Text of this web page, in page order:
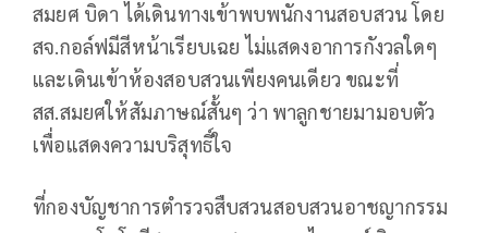
สมยศ บิดา ได้เดินทางเข้าพบพนักงานสอบสวน โดย
สจ.กอล์ฟมีสีหน้าเรียบเฉย ไม่แสดงอาการกังวลใดๆ
และเดินเข้าห้องสอบสวนเพียงคนเดียว ขณะที่
สส.สมยศให้สัมภาษณ์สั้นๆ ว่า พาลูกชายมามอบตัว
เพื่อแสดงความบริสุทธิ์ใจ
ที่กองบัญชาการตำรวจสืบสวนสอบสวนอาชญากรรม